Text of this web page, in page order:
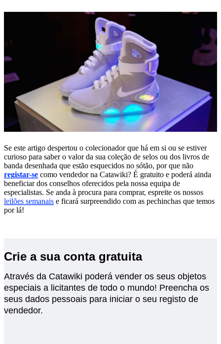
Se este artigo despertou o colecionador que há em si ou se estiver
curioso para saber o valor da sua coleção de selos ou dos livros de
banda desenhada que estão esquecidos no sótão, por que não
registar-se como vendedor na Catawiki? É gratuito e poderá ainda
beneficiar dos conselhos oferecidos pela nossa equipa de
especialistas. Se anda à procura para comprar, espreite os nossos
leilões semanais e ficará surpreendido com as pechinchas que temos
por lá!
Crie a sua conta gratuita
Através da Catawiki poderá vender os seus objetos
especiais a licitantes de todo o mundo! Preencha os
seus dados pessoais para iniciar o seu registo de
vendedor.